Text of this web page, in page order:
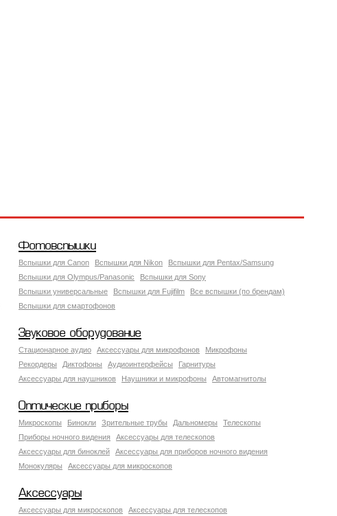
Фотовспышки
Вспышки для Canon Вспышки для Nikon
Вспышки для Pentax/Samsung
Вспышки для Olympus/Panasonic
Вспышки для Sony
Вспышки универсальные
Вспышки для Fujifilm
Все вспышки (по брендам)
Вспышки для смартофонов
Звуковое оборудование
Стационарное аудио Аксессуары для микрофонов
Микрофоны
Рекордеры
Диктофоны Аудиоинтерфейсы
Гарнитуры
Аксессуары для наушников
Наушники и микрофоны Автомагнитолы
Оптические приборы
Микроскопы Бинокли Зрительные трубы Дальномеры
Телескопы
Приборы ночного видения
Аксессуары для телескопов
Аксессуары для биноклей
Аксессуары для приборов ночного видения
Монокуляры
Аксессуары для микроскопов
Аксессуары
Аксессуары для микроскопов
Аксессуары для телескопов